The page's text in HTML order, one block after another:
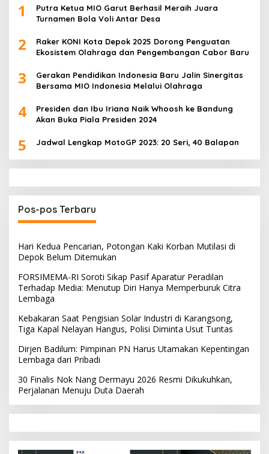
1
Putra Ketua MIO Garut Berhasil Meraih Juara
Turnamen Bola Voli Antar Desa
2
Raker KONI Kota Depok 2025 Dorong Penguatan
Ekosistem Olahraga dan Pengembangan Cabor Baru
3
Gerakan Pendidikan Indonesia Baru Jalin Sinergitas
Bersama MIO Indonesia Melalui Olahraga
4
Presiden dan Ibu Iriana Naik Whoosh ke Bandung
Akan Buka Piala Presiden 2024
5 Jadwal Lengkap MotoGP 2023: 20 Seri, 40 Balapan
Pos-pos Terbaru
Hari Kedua Pencarian, Potongan Kaki Korban Mutilasi di
Depok Belum Ditemukan
FORSIMEMA-RI Soroti Sikap Pasif Aparatur Peradilan
Terhadap Media: Menutup Diri Hanya Memperburuk Citra
Lembaga
Kebakaran Saat Pengisian Solar Industri di Karangsong,
Tiga Kapal Nelayan Hangus, Polisi Diminta Usut Tuntas
Dirjen Badilum: Pimpinan PN Harus Utamakan Kepentingan
Lembaga dari Pribadi
30 Finalis Nok Nang Dermayu 2026 Resmi Dikukuhkan,
Perjalanan Menuju Duta Daerah